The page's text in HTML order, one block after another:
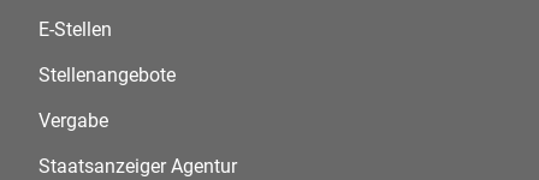
E-Stellen
Stellenangebote
Vergabe
Staatsanzeiger Agentur